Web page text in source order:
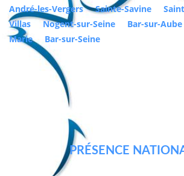
André-les-Vergers
Sainte-Savine
Villas
Nogent-sur-Seine Bar-sur-Aube
Marie
Bar-sur-Seine
PRÉSENCE